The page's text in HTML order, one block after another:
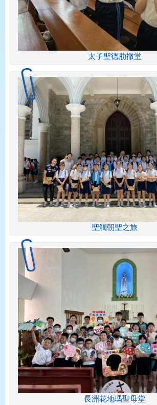
太子聖德肋撒堂
聖觸朝聖之旅
長洲花地瑪聖母堂